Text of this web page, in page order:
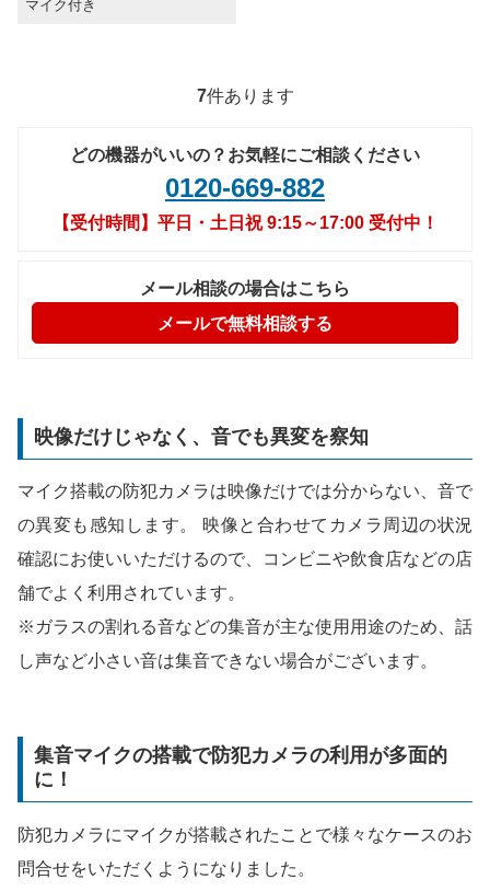
マイク付き
7件あります
どの機器がいいの？お気軽にご相談ください
0120-669-882
【受付時間】平日・土日祝 9:15～17:00 受付中！
メール相談の場合はこちら
メールで無料相談する
映像だけじゃなく、音でも異変を察知
マイク搭載の防犯カメラは映像だけでは分からない、音で
の異変も感知します。 映像と合わせてカメラ周辺の状況
確認にお使いいただけるので、コンビニや飲食店などの店
舗でよく利用されています。
※ガラスの割れる音などの集音が主な使用用途のため、話
し声など小さい音は集音できない場合がございます。
集音マイクの搭載で防犯カメラの利用が多面的
に！
防犯カメラにマイクが搭載されたことで様々なケースのお
問合せをいただくようになりました。